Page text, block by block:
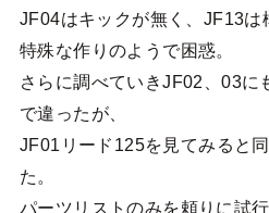
JF04はキックが無く、JF13は
特殊な作りのようで困惑。
さらに調べていきJF02、03に
で違ったが、
JF01リード125を見てみると
た。
パーツリストのみを頼りに試